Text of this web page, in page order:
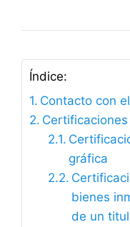
Índice:
Contacto con
gráfica
bienes
de un